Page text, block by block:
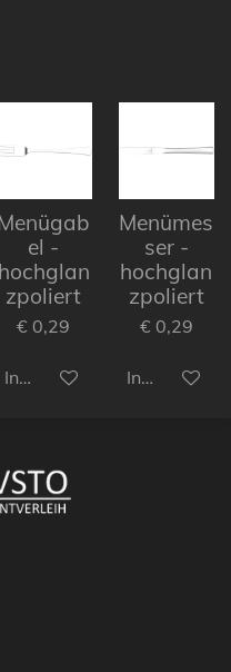
el -
hochglan
zpoliert
€ 0,29
In den Warenkorb
Menümes
ser -
hochglan
zpoliert
€ 0,29
In den